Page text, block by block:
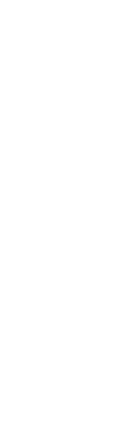
filetage femelle